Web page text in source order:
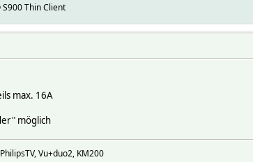
Thin Client
max. 16A
möglich
Vu+duo2, KM200